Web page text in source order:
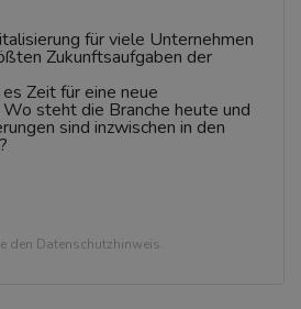
für viele Unternehmen
Zukunftsaufgaben der
Zeit für eine neue
steht die Branche heute und
sind inzwischen in den
den Datenschutzhinweis.